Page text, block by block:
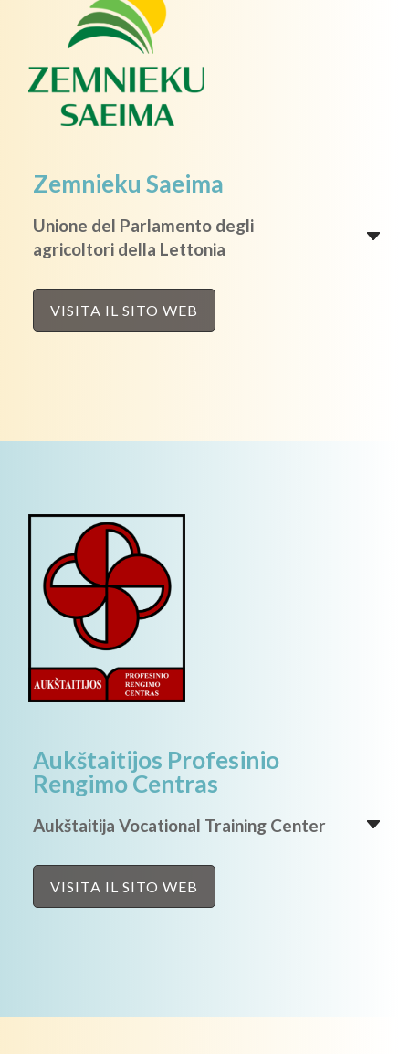
Zemnieku Saeima
Unione del Parlamento degli
agricoltori della Lettonia
VISITA IL SITO WEB
Aukštaitijos Profesinio
Rengimo Centras
Aukštaitija Vocational Training Center
VISITA IL SITO WEB